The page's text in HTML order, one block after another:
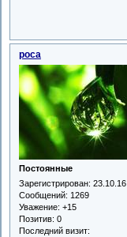
роса
Постоянные
Зарегистрирован: 23.10.16
Сообщений: 1269
Уважение: +15
Позитив: 0
Последний визит: